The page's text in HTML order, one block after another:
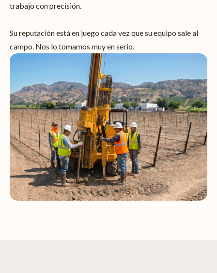
trabajo con precisión.
Su reputación está en juego cada vez que su equipo sale al
campo. Nos lo tomamos muy en serio.